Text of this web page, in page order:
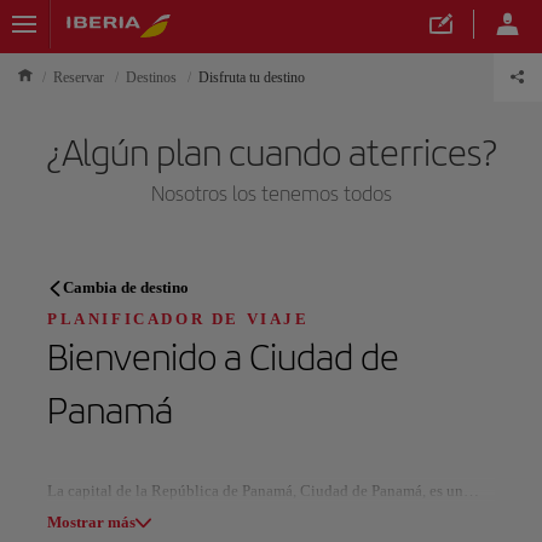
Reservar Destinos Disfruta tu destino
¿Algún plan cuando aterrices?
Nosotros los tenemos todos
PLANIFICADOR DE VIAJE
Descubre tu próximo destino
Todas las áreas
Cambia de destino
PLANIFICADOR DE VIAJE
Bienvenido a Ciudad de
Panamá
La capital de la República de Panamá, Ciudad de Panamá, es un
dinámico centro urbano que amalgama historia y modernidad. Su
Mostrar más